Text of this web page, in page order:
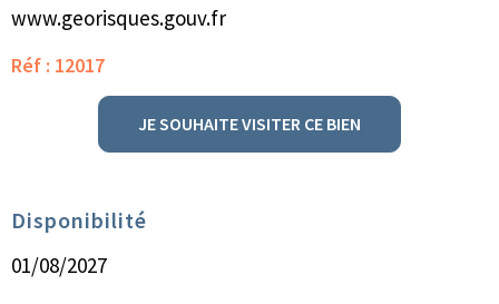
www.georisques.gouv.fr
Réf : 12017
JE SOUHAITE VISITER CE BIEN
Disponibilité
01/08/2027